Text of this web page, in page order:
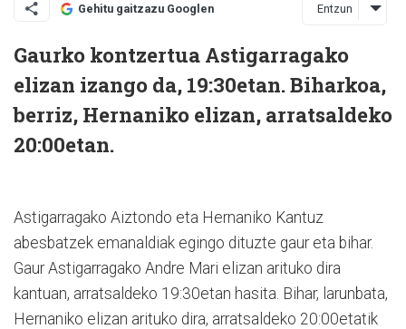
Gehitu gaitzazu Googlen Entzun
Gaurko kontzertua Astigarragako
elizan izango da, 19:30etan. Biharkoa,
berriz, Hernaniko elizan, arratsaldeko
20:00etan.
Astigarragako Aiztondo eta Hernaniko Kantuz
abesbatzek emanaldiak egingo dituzte gaur eta bihar.
Gaur Astigarragako Andre Mari elizan arituko dira
kantuan, arratsaldeko 19:30etan hasita. Bihar, larunbata,
Hernaniko elizan arituko dira, arratsaldeko 20:00etatik